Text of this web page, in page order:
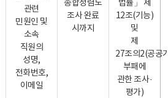
관련
민원인 및
소속
직원의
성명,
전화번호,
이메일
종합청렴도
조사 완료
시까지
법률」 제
12조(기능)
및
제
27조의2(공공
부패에
관한 조사·
평가)